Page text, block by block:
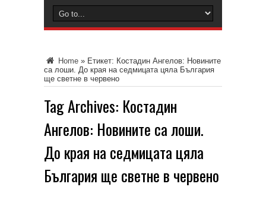
Home » Етикет: Костадин Ангелов: Новините
са лоши. До края на седмицата цяла България
ще светне в червено
Tag Archives: Костадин
Ангелов: Новините са лоши.
До края на седмицата цяла
България ще светне в червено